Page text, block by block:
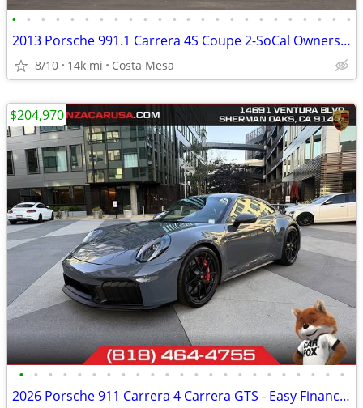
• • • • • • • • • • • • • • • • • • • • • • • •
2013 Porsche 991.1 Carrera 4S Coupe 2-SoCal Owners 14k Miles
8/10 14k mi Costa Mesa
• • • • • • • • • • • • • • • • • • • • • • •
2026 Porsche 911 Carrera 4 Carrera GTS - Easy Financing! - MonzaCarUsa
$204,970